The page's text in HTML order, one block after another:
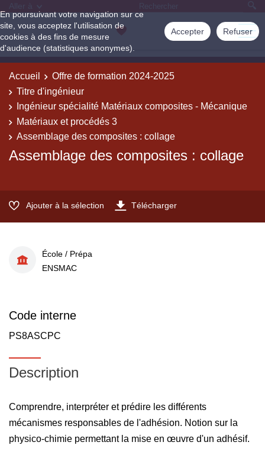
En poursuivant votre navigation sur ce
site, vous acceptez l'utilisation de
cookies à des fins de mesure
d'audience (statistiques anonymes).
Accepter Refuser
Accueil
Offre de formation 2024-2025
Titre d'ingénieur
Ingénieur spécialité Matériaux composites - Mécanique
Matériaux et procédés 3
Assemblage des composites : collage
Assemblage des composites : collage
Ajouter à la sélection Télécharger
École / Prépa
ENSMAC
Code interne
PS8ASCPC
Description
Comprendre, interpréter et prédire les différents
mécanismes responsables de l'adhésion. Notion sur la
physico-chimie permettant la mise en œuvre d'un adhésif.